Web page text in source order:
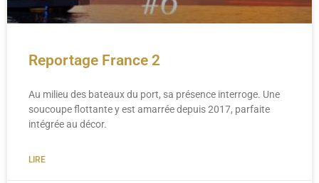
Reportage France 2
Au milieu des bateaux du port, sa présence interroge. Une
soucoupe flottante y est amarrée depuis 2017, parfaite
intégrée au décor.
LIRE